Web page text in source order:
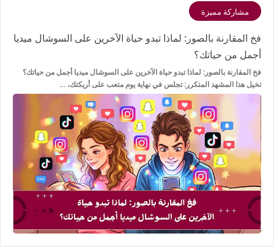
مشاركة مميزة
فخ المقارنة بالصور: لماذا تبدو حياة الآخرين على السوشال ميديا
أجمل من حياتك؟
فخ المقارنة بالصور: لماذا تبدو حياة الآخرين على السوشال ميديا أجمل من حياتك؟
تخيل هذا المشهد المتكرر: تجلس في نهاية يوم متعب على أريكتك، …